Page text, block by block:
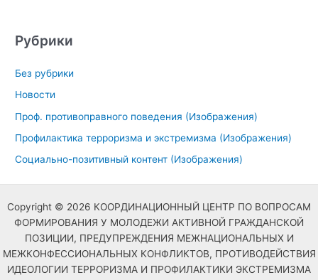
Рубрики
Без рубрики
Новости
Проф. противоправного поведения (Изображения)
Профилактика терроризма и экстремизма (Изображения)
Социально-позитивный контент (Изображения)
Copyright © 2026 КООРДИНАЦИОННЫЙ ЦЕНТР ПО ВОПРОСАМ
ФОРМИРОВАНИЯ У МОЛОДЕЖИ АКТИВНОЙ ГРАЖДАНСКОЙ
ПОЗИЦИИ, ПРЕДУПРЕЖДЕНИЯ МЕЖНАЦИОНАЛЬНЫХ И
МЕЖКОНФЕССИОНАЛЬНЫХ КОНФЛИКТОВ, ПРОТИВОДЕЙСТВИЯ
ИДЕОЛОГИИ ТЕРРОРИЗМА И ПРОФИЛАКТИКИ ЭКСТРЕМИЗМА